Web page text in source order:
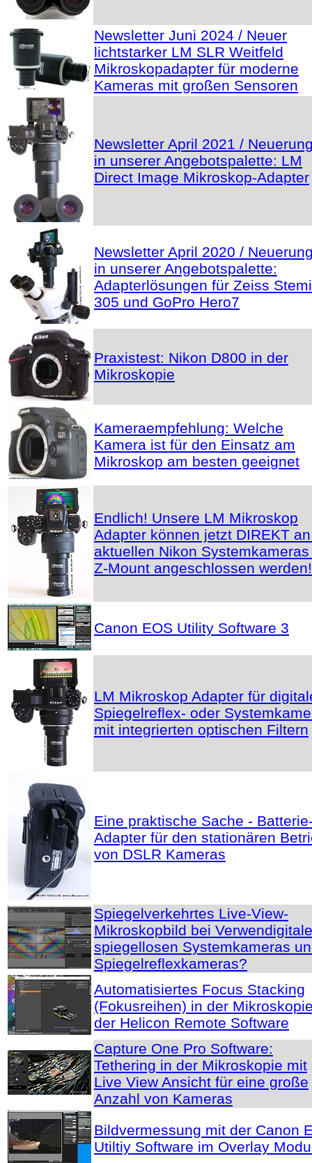
Newsletter Juni 2024 / Neuer
lichtstarker LM SLR Weitfeld
Mikroskopadapter für moderne
Kameras mit großen Sensoren
Newsletter April 2021 /
in unserer Angebotspalette: LM
Direct Image Mikroskop-Adapter
Newsletter April 2020 /
in unserer Angebotspalette:
Adapterlösungen für Zeiss Stemi
305 und GoPro Hero7
Praxistest: Nikon D800 in der
Mikroskopie
Kameraempfehlung: Welche
Kamera ist für den Einsatz am
Mikroskop am besten geeignet
Endlich! Unsere LM Mikroskop
Adapter können jetzt DIREKT
aktuellen Nikon
Z-Mount angeschlossen werden!
Canon EOS Utility Software 3
LM Mikroskop Adapter für
Spiegelreflex- oder
mit integrierten optischen Filtern
Eine praktische Sache -
Adapter für den stationären
von DSLR Kameras
Spiegelverkehrtes Live-View-
Mikroskopbild bei
spiegellosen Systemkameras
Spiegelreflexkameras?
Automatisiertes Focus Stacking
(Fokusreihen) in der
der Helicon Remote Software
Capture One Pro Software:
Tethering in der Mikroskopie mit
Live View Ansicht für eine große
Anzahl von Kameras
Bildvermessung mit der Canon
Utiltiy Software im Overlay